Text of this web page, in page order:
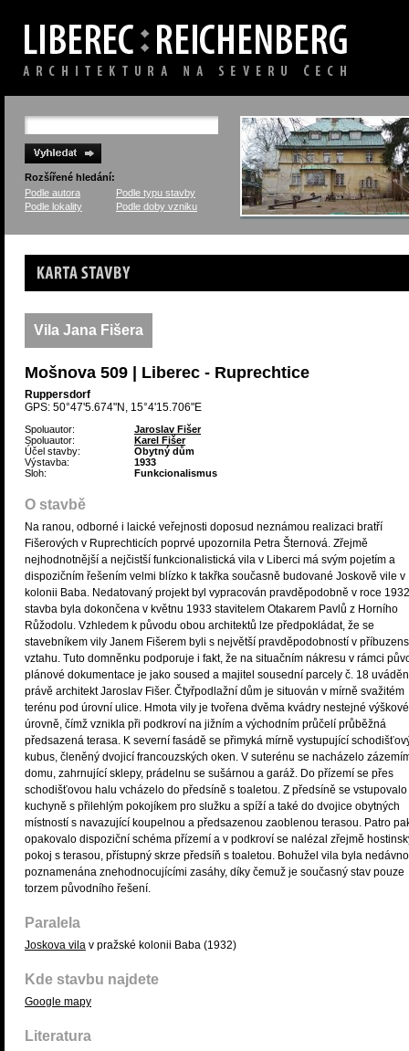
Rozšířené hledání:
Podle autora
Podle typu stavby
Podle lokality
Podle doby vzniku
Karta stavby
Vila Jana Fišera
Mošnova 509 | Liberec - Ruprechtice
Ruppersdorf
GPS: 50°47'5.674"N, 15°4'15.706"E
Spoluautor:
Jaroslav Fišer
Spoluautor:
Karel Fišer
Účel stavby:
Obytný dům
Výstavba:
1933
Sloh:
Funkcionalismus
O stavbě
Na ranou, odborné i laické veřejnosti doposud neznámou realizaci bratří
Fišerových v Ruprechticích poprvé upozornila Petra Šternová. Zřejmě
nejhodnotnější a nejčistší funkcionalistická vila v Liberci má svým pojetím a
dispozičním řešením velmi blízko k takřka současně budované Joskově vile v
kolonii Baba. Nedatovaný projekt byl vypracován pravděpodobně v roce
stavba byla dokončena v květnu 1933 stavitelem Otakarem Pavlů z Horního
Růžodolu. Vzhledem k původu obou architektů lze předpokládat, že se
stavebníkem vily Janem Fišerem byli s největší pravděpodobností v
vztahu. Tuto domněnku podporuje i fakt, že na situačním nákresu v rámci
plánové dokumentace je jako soused a majitel sousední parcely č. 18 uváděn
právě architekt Jaroslav Fišer. Čtyřpodlažní dům je situován v mírně svažitém
terénu pod úrovní ulice. Hmota vily je tvořena dvěma kvádry nestejné výškové
úrovně, čímž vznikla při podkroví na jižním a východním průčelí průběžná
předsazená terasa. K severní fasádě se přimyká mírně vystupující
kubus, členěný dvojicí francouzských oken. V suterénu se nacházelo
domu, zahrnující sklepy, prádelnu se sušárnou a garáž. Do přízemí se přes
schodišťovou halu vcházelo do předsíně s toaletou. Z předsíně se
kuchyně s přilehlým pokojíkem pro služku a spíží a také do dvojice obytných
místností s navazující koupelnou a předsazenou zaoblenou terasou. Patro
opakovalo dispoziční schéma přízemí a v podkroví se nalézal zřejmě
pokoj s terasou, přístupný skrze předsíň s toaletou. Bohužel vila byla nedávno
poznamenána znehodnocujícími zasáhy, díky čemuž je současný stav pouze
torzem původního řešení.
Paralela
Joskova vila v pražské kolonii Baba (1932)
Kde stavbu najdete
Google mapy
Literatura